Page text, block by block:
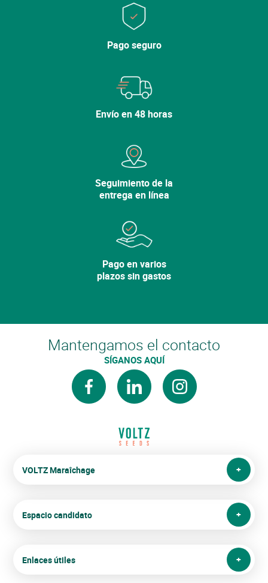
Descubra nuestras otras
variedades.
Pago seguro
Envío en 48 horas
Seguimiento de la
entrega en línea
Pago en varios
plazos sin gastos
Mantengamos el contacto
SÍGANOS AQUÍ
facebooklinkedin instagram
VOLTZ Maraîchage
Espacio candidato
Enlaces útiles